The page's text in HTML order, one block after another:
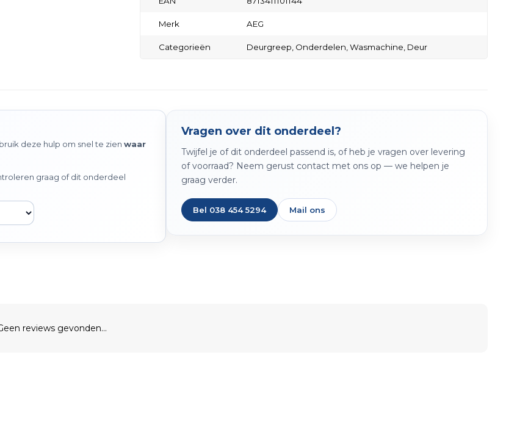
Merk AEG
Categorieën Deurgreep, Onderdelen, Wasmachine, Deur
deze hulp om snel te zien waar
graag of dit onderdeel
Vragen over dit onderdeel?
Twijfel je of dit onderdeel passend is, of heb je vragen over levering
of voorraad? Neem gerust contact met ons op — we helpen je
graag verder.
Bel 038 454 5294 Mail ons
reviews gevonden...